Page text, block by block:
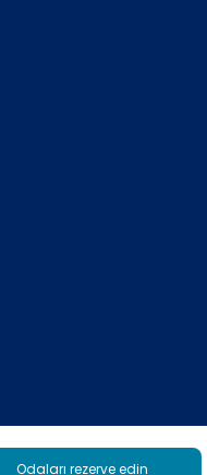
Odaları rezerve edin